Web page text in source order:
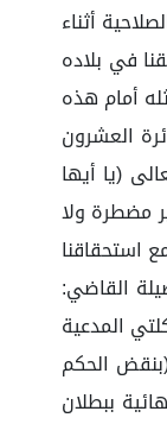
أثناء
في بلاده
أمام هذه
22/06/1444 هــ أمام قاضي التنفيذ الدائرة العشرون
لقوله تعالى (يا أيها
مضطرة ولا
استحقاقنا
فضيلة القاضي:
حيث أن موكلتي المدعية
21/05/1444هـ والقاضي في منطوقه: (بنقض الحكم
ببطلان